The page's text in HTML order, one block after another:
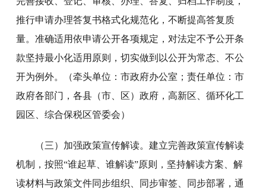
推行申请办理答复书格式化规范化，不断提高答复质
量。准确适用依申请公开各项规定，对法定不予公开条
款坚持最小化适用原则，切实做到以公开为常态、不公
开为例外。（牵头单位：市政府办公室；责任单位：市
政府各部门，各县（市、区）政府，高新区、循环化工
园区、综合保税区管委会）
（三）加强政策宣传解读。建立完善政策宣传解读
机制，按照“谁起草、谁解读”原则，坚持解读方案、解
读材料与政策文件同步组织、同步审签、同步部署，通